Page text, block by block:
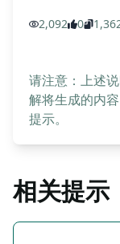
2,092 0
请注意：上述
解将生成的内
提示。
相关提示